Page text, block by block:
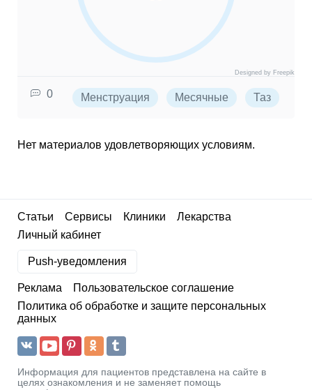
Designed by Freepik
0 Менструация Месячные Таз
Нет материалов удовлетворяющих условиям.
Статьи Сервисы Клиники
Лекарства
Личный кабинет
Push-уведомления
Реклама
Пользовательское соглашение
Политика об обработке и защите персональных
данных
Информация для пациентов представлена на сайте в
целях ознакомления и не заменяет помощь